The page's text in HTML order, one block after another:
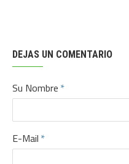
DEJAS UN COMENTARIO
Su Nombre
E-Mail